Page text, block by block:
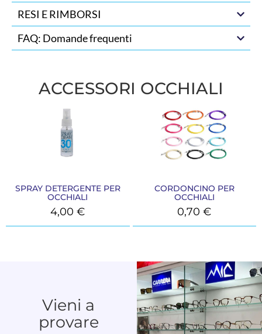
RESI E RIMBORSI
FAQ: Domande frequenti
ACCESSORI OCCHIALI
SPRAY DETERGENTE PER
OCCHIALI
4,00€
CORDONCINO PER
OCCHIALI
0,70€
Vieni a
provare